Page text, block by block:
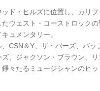
ド・ヒルズに位置し、カリ
ウェスト・コーストロック
ュメンタリー。
CSN＆Y、ザ・バーズ、バッ
、ジャクソン・ブラウン、
錚々たるミュージシャンのヒ